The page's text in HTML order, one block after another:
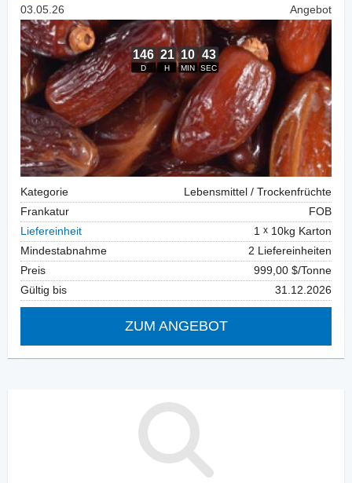
03.05.26 Angebot
Kategorie
Lebensmittel / Trockenfrüchte
Frankatur
FOB
Liefereinheit
1
10kg Karton
Mindestabnahme
2 Liefereinheiten
Preis
999,00 $/Tonne
Gültig bis
31.12.2026
ZUM ANGEBOT